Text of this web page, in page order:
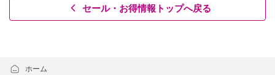
セール・お得情報トップへ戻る
ホーム